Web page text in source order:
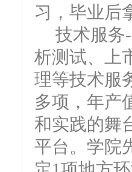
习，毕业后
技术服务
析测试、上
理等技术服
多项，年产
和实践的舞
平台。学院